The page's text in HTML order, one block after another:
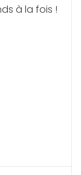
à la fois !